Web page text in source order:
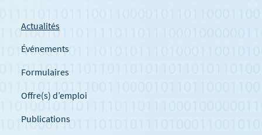
Actualités
Événements
Formulaires
Offre(s) d’emploi
Publications